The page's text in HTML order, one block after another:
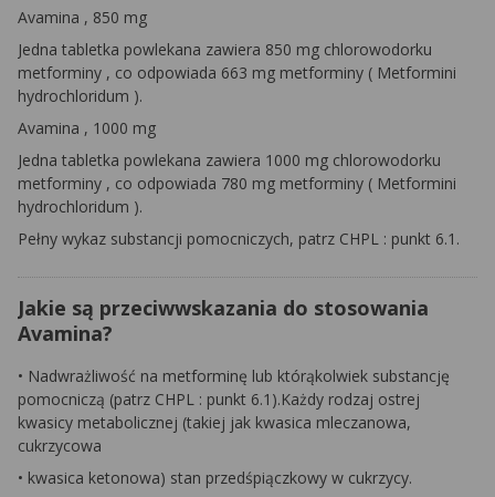
Avamina , 850 mg
Jedna tabletka powlekana zawiera 850 mg chlorowodorku
metforminy , co odpowiada 663 mg metforminy ( Metformini
hydrochloridum ).
Avamina , 1000 mg
Jedna tabletka powlekana zawiera 1000 mg chlorowodorku
metforminy , co odpowiada 780 mg metforminy ( Metformini
hydrochloridum ).
Pełny wykaz substancji pomocniczych, patrz CHPL : punkt 6.1.
Jakie są przeciwwskazania do stosowania
Avamina?
• Nadwrażliwość na metforminę lub którąkolwiek substancję
pomocniczą (patrz CHPL : punkt 6.1).Każdy rodzaj ostrej
kwasicy metabolicznej (takiej jak kwasica mleczanowa,
cukrzycowa
• kwasica ketonowa) stan przedśpiączkowy w cukrzycy.